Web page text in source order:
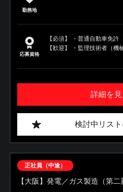
勤務地
応募資格
【必須】 ・普通自動車免
【歓迎】 ・監理技術者（機
詳細を見
検討中リス
正社員（中途）
【大阪】発電／ガス製造（第二